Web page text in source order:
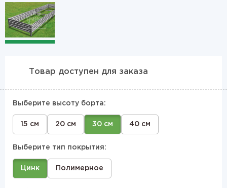
1 2
Товар доступен для заказа
Выберите высоту борта:
15 см 20 см 30 см 40 см
Выберите тип покрытия:
Цинк Полимерное